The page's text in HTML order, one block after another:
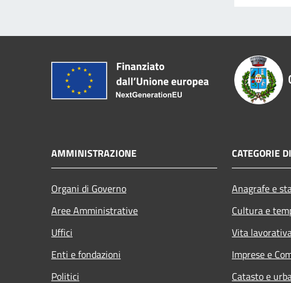
AMMINISTRAZIONE
Organi di Governo
Aree Amministrative
Uffici
Enti e fondazioni
Politici
CATEGORIE
Anagrafe e
Cultura e
Vita
Imprese e
Catasto e